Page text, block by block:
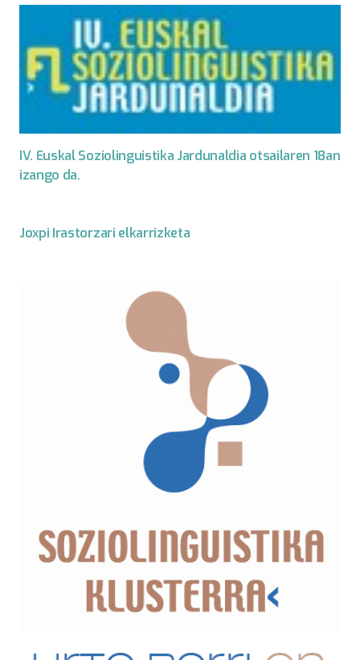
IV. Euskal Soziolinguistika Jardunaldia otsailaren 18an
izango da.
Joxpi Irastorzari elkarrizketa